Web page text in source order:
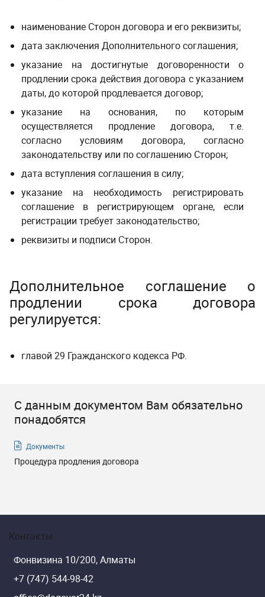
наименование Сторон договора и его реквизиты;
дата заключения Дополнительного соглашения;
указание на достигнутые договоренности о
продлении срока действия договора с указанием
даты, до которой продлевается договор;
указание на основания, по которым
осуществляется продление договора, т.е.
согласно условиям договора, согласно
законодательству или по соглашению Сторон;
дата вступления соглашения в силу;
указание на необходимость регистрировать
соглашение в регистрирующем органе, если
регистрации требует законодательство;
реквизиты и подписи Сторон.
Дополнительное соглашение о
продлении срока договора
регулируется:
главой 29 Гражданского кодекса РФ.
С данным документом Вам обязательно
понадобятся
Документы
Процедура продления договора
Контакты
Фонвизина 10/200, Алматы
+7 (747) 544-98-42